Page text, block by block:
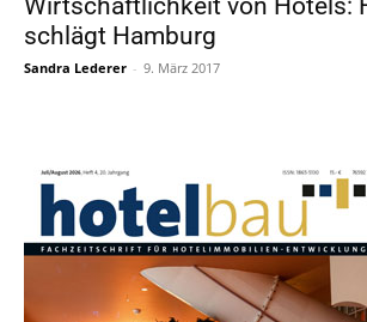
schlägt Hamburg
Sandra Lederer - 9. März 2017